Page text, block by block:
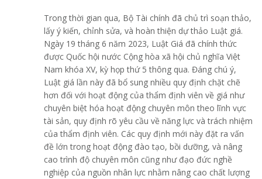
Trong thời gian qua, Bộ Tài chính đã chủ trì soạn thảo,
lấy ý kiến, chỉnh sửa, và hoàn thiện dự thảo Luật giá.
Ngày 19 tháng 6 năm 2023, Luật Giá đã chính thức
được Quốc hội nước Cộng hòa xã hội chủ nghĩa Việt
Nam khóa XV, kỳ họp thứ 5 thông qua. Đáng chú ý,
Luật giá lần này đã bổ sung nhiều quy định chặt chẽ
hơn đối với hoạt động của thẩm định viên về giá như
chuyên biệt hóa hoạt động chuyên môn theo lĩnh vực
tài sản, quy định rõ yêu cầu về năng lực và trách nhiệm
của thẩm định viên. Các quy định mới này đặt ra vấn
đề lớn trong hoạt động đào tạo, bồi dưỡng, và nâng
cao trình độ chuyên môn cũng như đạo đức nghề
nghiệp của nguồn nhân lực nhằm nâng cao chất lượng